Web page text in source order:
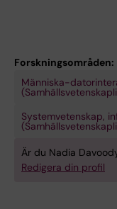
Forskningsområden:
Människa-
Systemvetenskap,
Är du Nadia
Redigera din profil